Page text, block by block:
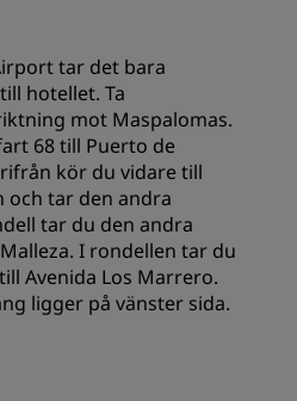
tar det bara
hotellet. Ta
mot Maspalomas.
68 till Puerto de
kör du vidare till
och tar den andra
tar du den andra
I rondellen tar du
Avenida Los Marrero.
ligger på vänster sida.